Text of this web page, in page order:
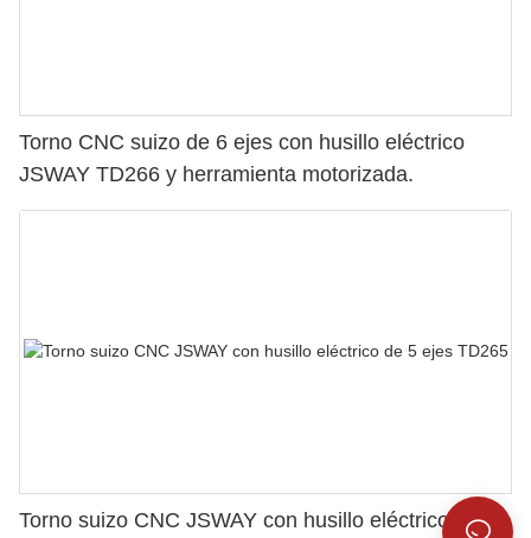
Torno CNC suizo de 6 ejes con husillo eléctrico
JSWAY TD266 y herramienta motorizada.
Torno suizo CNC JSWAY con husillo eléctrico de 5